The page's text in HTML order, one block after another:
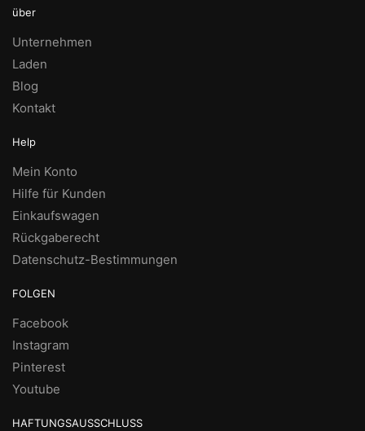
über
Unternehmen
Laden
Blog
Kontakt
Help
Mein Konto
Hilfe für Kunden
Einkaufswagen
Rückgaberecht
Datenschutz-Bestimmungen
FOLGEN
Facebook
Instagram
Pinterest
Youtube
HAFTUNGSAUSSCHLUSS